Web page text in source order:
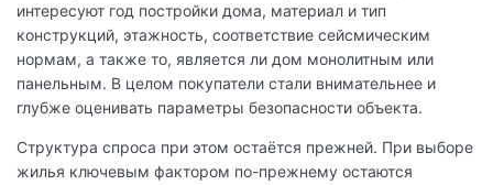
интересуют год постройки дома, материал и тип
конструкций, этажность, соответствие сейсмическим
нормам, а также то, является ли дом монолитным или
панельным. В целом покупатели стали внимательнее и
глубже оценивать параметры безопасности объекта.
Структура спроса при этом остаётся прежней. При выборе
жилья ключевым фактором по-прежнему остаются